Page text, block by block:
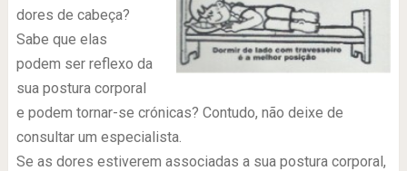
dores de cabeça?
Sabe que elas
podem ser reflexo da
sua postura corporal
e podem tornar-se crónicas? Contudo, não deixe de
consultar um especialista.
Se as dores estiverem associadas a sua postura corporal,